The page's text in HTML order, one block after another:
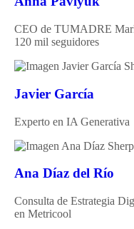
CEO de TUMADRE
120 mil seguidores
Javier García
Experto en IA Generativa
Ana Díaz del Río
Consulta de Estrategia
en Metricool